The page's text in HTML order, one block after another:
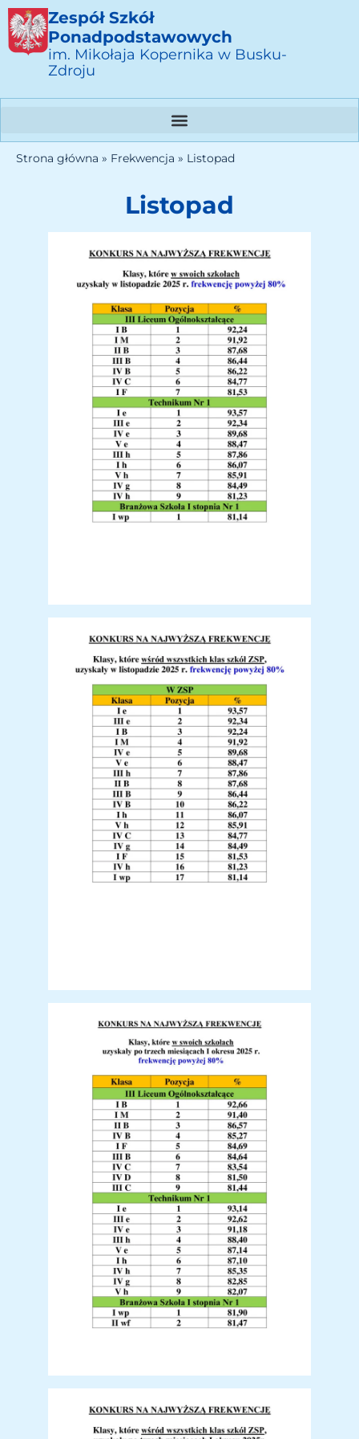
Zespół Szkół
Ponadpodstawowych
im. Mikołaja Kopernika w Busku-
Zdroju
Strona główna » Frekwencja » Listopad
Listopad